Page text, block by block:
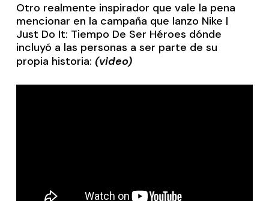
Otro realmente inspirador que vale la pena
mencionar en la campaña que lanzo Nike |
Just Do It: Tiempo De Ser Héroes dónde
incluyó a las personas a ser parte de su
propia historia: (video)